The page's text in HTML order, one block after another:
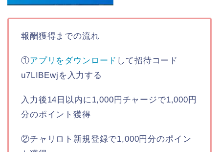
報酬獲得までの流れ
①アプリをダウンロード して招待コード
u7LIBEwjを入力する
入力後14日以内に1,000円チャージで1,000円
分のポイント獲得
②チャリロト新規登録で1,000円分のポイン